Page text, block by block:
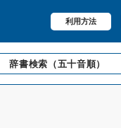
利用方法
辞書検索 （五十音順）